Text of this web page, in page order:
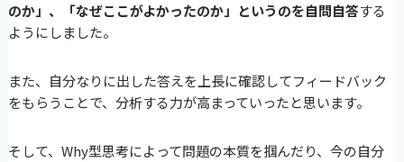
のか」、「なぜここがよかったのか」というのを自問自答する
ようにしました。
また、自分なりに出した答えを上長に確認してフィードバック
をもらうことで、分析する力が高まっていったと思います。
そして、Why型思考によって問題の本質を掴んだり、今の自分